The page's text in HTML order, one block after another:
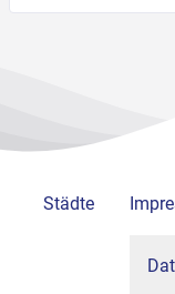
Städte